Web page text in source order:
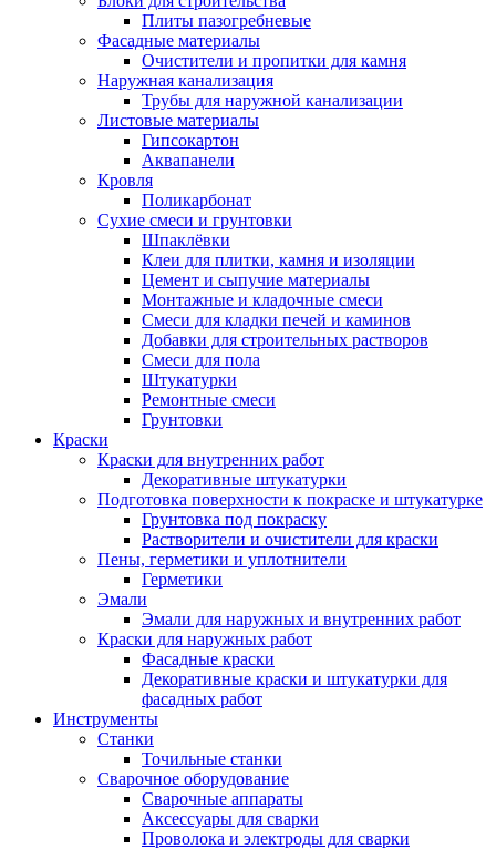
Плиты пазогребневые
Фасадные материалы
Очистители и пропитки для камня
Наружная канализация
Трубы для наружной канализации
Листовые материалы
Гипсокартон
Аквапанели
Кровля
Поликарбонат
Сухие смеси и грунтовки
Шпаклёвки
Клеи для плитки, камня и изоляции
Цемент и сыпучие материалы
Монтажные и кладочные смеси
Смеси для кладки печей и каминов
Добавки для строительных растворов
Смеси для пола
Штукатурки
Ремонтные смеси
Грунтовки
Краски
Краски для внутренних работ
Декоративные штукатурки
Подготовка поверхности к покраске и штукатурке
Грунтовка под покраску
Растворители и очистители для краски
Пены, герметики и уплотнители
Герметики
Эмали
Эмали для наружных и внутренних работ
Краски для наружных работ
Фасадные краски
Декоративные краски и штукатурки для
фасадных работ
Инструменты
Станки
Точильные станки
Сварочное оборудование
Сварочные аппараты
Аксессуары для сварки
Проволока и электроды для сварки